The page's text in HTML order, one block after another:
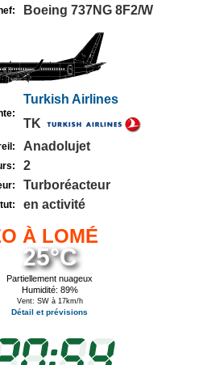
Boeing 737NG 8F2/W
Turkish Airlines
TK
Anadolujet
2
Turboréacteur
en activité
À LOMÉ
25°C
Partiellement nuageux
Humidité: 89%
Vent: SW à 17km/h
Détail et prévisions